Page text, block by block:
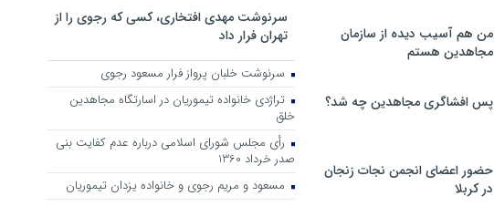
من هم آسیب دیده از سازمان
مجاهدین هستم
پس افشاگری مجاهدین چه شد؟
حضور اعضای انجمن نجات زنجان
در کربلا
سرنوشت مهدی افتخاری، کسی که رجوی را از
تهران فرار داد
سرنوشت خلبان پرواز فرار مسعود رجوی
تراژدی خانواده تیموریان در اسارتگاه مجاهدین
خلق
رأی مجلس شورای اسلامی درباره عدم كفایت بنی
صدر خرداد 1360
مسعود و مریم رجوی و خانواده یزدان تیموریان